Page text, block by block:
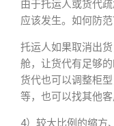
由于托运人或货代
应该发生。如何防范
托运人如果取消出
舱，让货代有足够
货代也可以调整柜型
等，也可以找其他
4）较大比例的缩方